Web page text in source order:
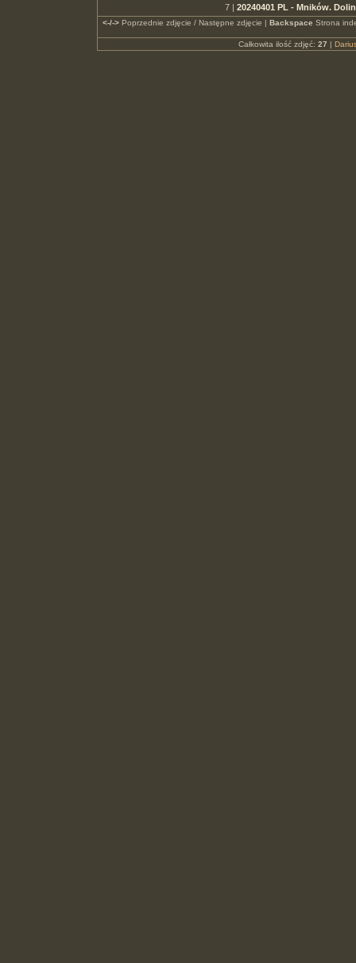
7 | 20240401 PL - Mników.
<-/->Poprzednie zdjęcie / Następne zdjęcie | Backspace Strona
Całkowita ilość zdjęć: 27 |